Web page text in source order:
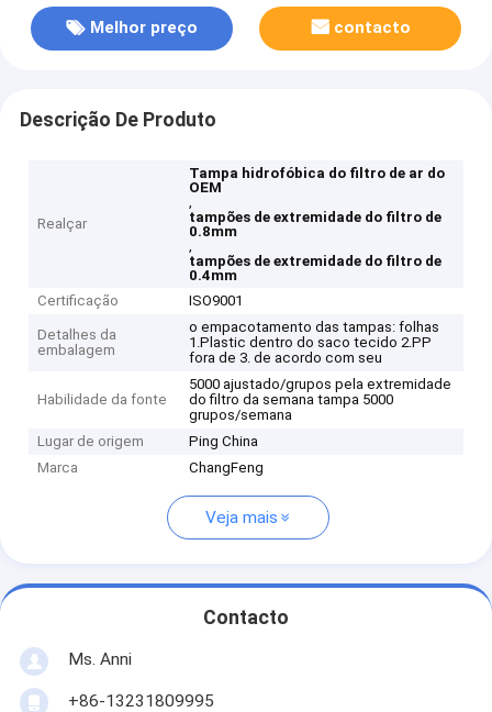
Melhor preço contacto
Descrição De Produto
Realçar
Tampa hidrofóbica do filtro de ar do
OEM
,
tampões de extremidade do filtro de
0.8mm
,
tampões de extremidade do filtro de
0.4mm
Certificação
ISO9001
Detalhes da
embalagem
o empacotamento das tampas: folhas
1.Plastic dentro do saco tecido 2.PP
fora de 3. de acordo com seu
Habilidade da fonte
5000 ajustado/grupos pela extremidade
do filtro da semana tampa 5000
grupos/semana
Lugar de origem
Ping China
Marca
ChangFeng
Veja mais
Contacto
Ms. Anni
+86-13231809995